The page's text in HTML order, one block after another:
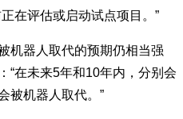
在评估或启动试点项目。”
机器人取代的预期仍相当强
“在未来5年和10年内，分别会
被机器人取代。”